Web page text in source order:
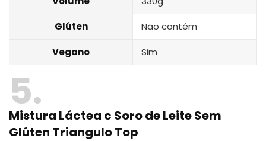
Glúten Não contém
Vegano Sim
5
Mistura Láctea c Soro de Leite Sem
Glúten Triangulo Top